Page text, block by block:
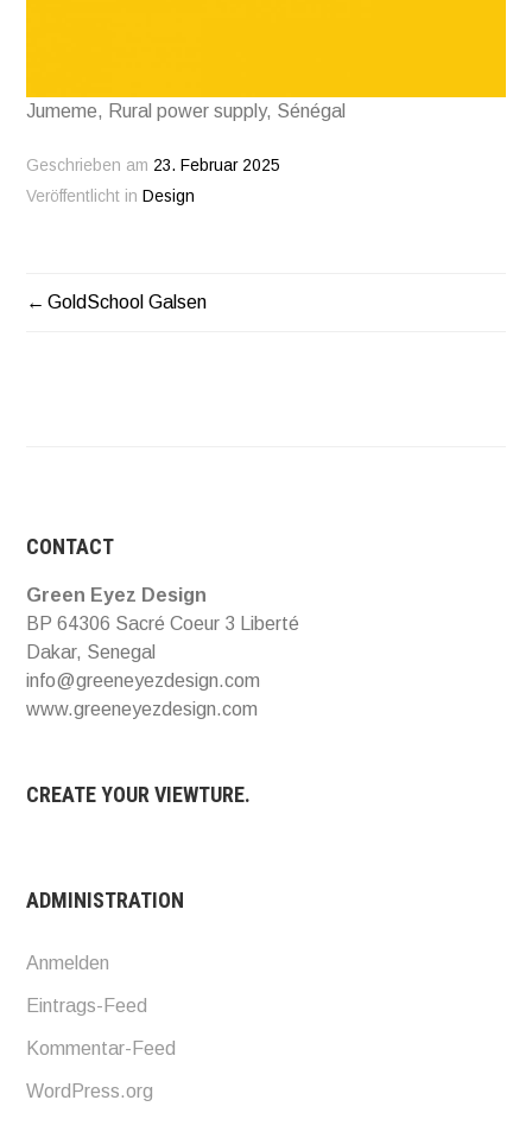
Jumeme, Rural power supply, Sénégal
Geschrieben am 23. Februar 2025
Veröffentlicht in Design
BEITRAGSNAVIGATION
GoldSchool Galsen
CONTACT
Green Eyez Design
BP 64306 Sacré Coeur 3 Liberté
Dakar, Senegal
info@greeneyezdesign.com
www.greeneyezdesign.com
CREATE YOUR VIEWTURE.
ADMINISTRATION
Anmelden
Eintrags-Feed
Kommentar-Feed
WordPress.org